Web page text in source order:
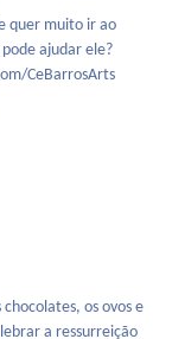
ajudar ele?
CeBarrosArts
chocolates, os ovos e